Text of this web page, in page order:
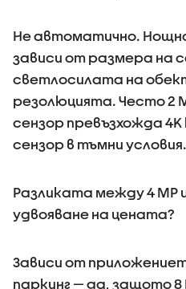
Не автоматично.
зависи от размера на
светлосилата на
резолюцията. Често 2
сензор превъзхожда
сензор в тъмни условия.
Разликата между 4 MP
удвояване на цената?
Зависи от
паркинг — да, защото 8